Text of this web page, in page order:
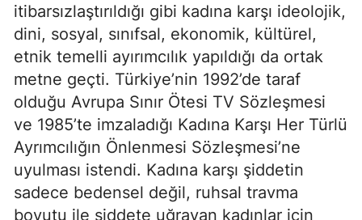
itibarsızlaştırıldığı gibi kadına karşı ideolojik,
dini, sosyal, sınıfsal, ekonomik, kültürel,
etnik temelli ayırımcılık yapıldığı da ortak
metne geçti. Türkiye’nin 1992’de taraf
olduğu Avrupa Sınır Ötesi TV Sözleşmesi
ve 1985’te imzaladığı Kadına Karşı Her Türlü
Ayrımcılığın Önlenmesi Sözleşmesi’ne
uyulması istendi. Kadına karşı şiddetin
sadece bedensel değil, ruhsal travma
boyutu ile şiddete uğrayan kadınlar için